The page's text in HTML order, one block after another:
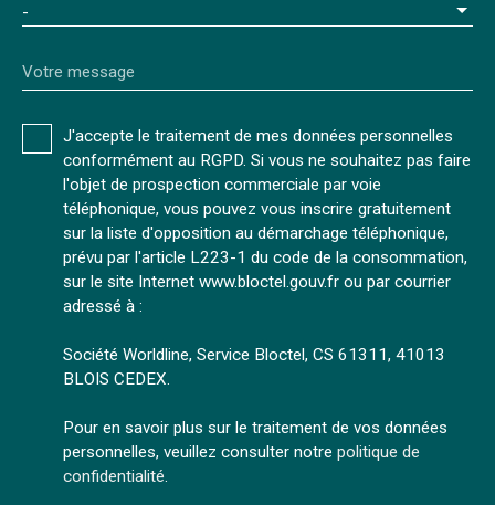
-
Votre message
J'accepte le traitement de mes données personnelles
conformément au RGPD. Si vous ne souhaitez pas faire
l'objet de prospection commerciale par voie
téléphonique, vous pouvez vous inscrire gratuitement
sur la liste d'opposition au démarchage téléphonique,
prévu par l'article L223-1 du code de la consommation,
sur le site Internet www.bloctel.gouv.fr ou par courrier
adressé à :
Société Worldline, Service Bloctel, CS 61311, 41013
BLOIS CEDEX.
Pour en savoir plus sur le traitement de vos données
personnelles, veuillez consulter notre politique de
confidentialité.